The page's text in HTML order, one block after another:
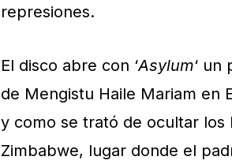
represiones.
El disco abre con ‘Asylum‘ un
de Mengistu Haile Mariam en
y como se trató de ocultar los
Zimbabwe, lugar donde el